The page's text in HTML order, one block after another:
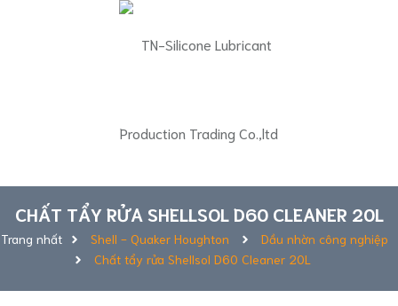
CHẤT TẨY RỬA SHELLSOL D60 CLEANER 20L
Trang nhất Shell - Quaker Houghton
Dầu nhờn công nghiệp
Chất tẩy rửa Shellsol D60 Cleaner 20L